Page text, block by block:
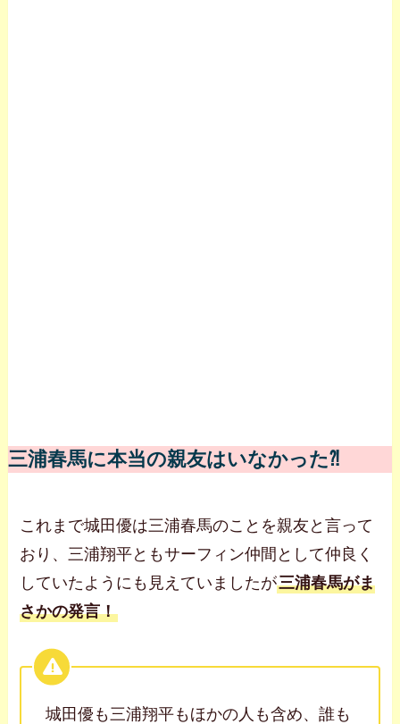
三浦春馬に本当の親友はいなかった⁈
これまで城田優は三浦春馬のことを親友と言って
おり、三浦翔平ともサーフィン仲間として仲良く
していたようにも見えていましたが三浦春馬がま
さかの発言！
城田優も三浦翔平もほかの人も含め、誰も